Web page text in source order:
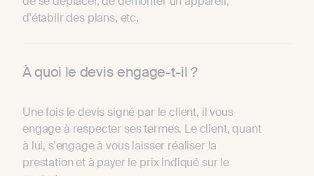
d'établir des plans, etc.
À quoi le devis engage-t-il ?
Une fois le devis signé par le client, il vous
engage à respecter ses termes. Le client, quant
à lui, s'engage à vous laisser réaliser la
prestation et à payer le prix indiqué sur le